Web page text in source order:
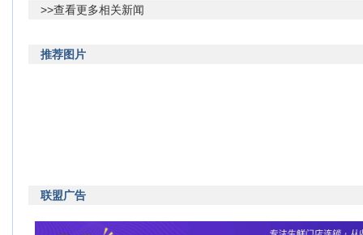
>>查看更多相关新闻
推荐图片
联盟广告